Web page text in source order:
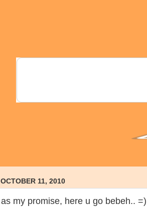
OCTOBER 11, 2010
as my promise, here u go bebeh.. =)